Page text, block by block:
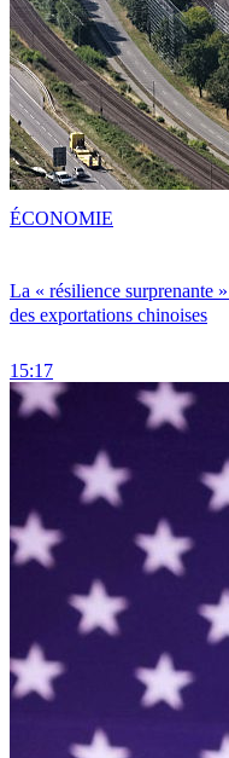
La « résilience surprenante
des exportations chinoises
15:17
ÉCONOMIE